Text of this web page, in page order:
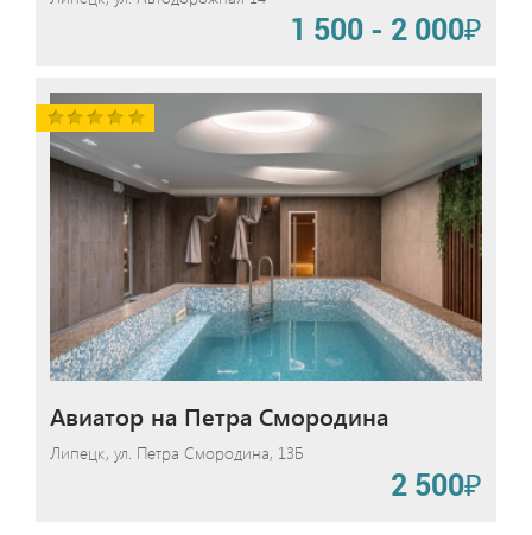
1 500 - 2 000₽
Авиатор на Петра Смородина
Липецк, ул. Петра Смородина, 13Б
2 500₽